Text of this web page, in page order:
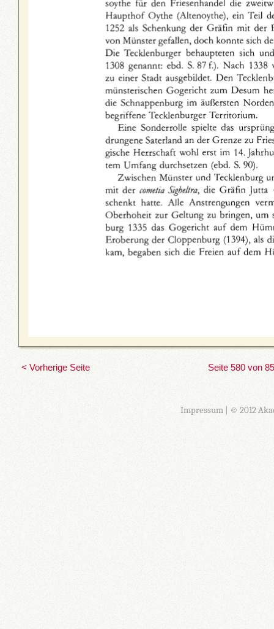
< Vorherige Seite Seite 580 von
Impressum| © 2012